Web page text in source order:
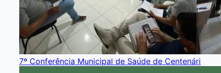
7º Conferência Municipal de Saúde de Centenári